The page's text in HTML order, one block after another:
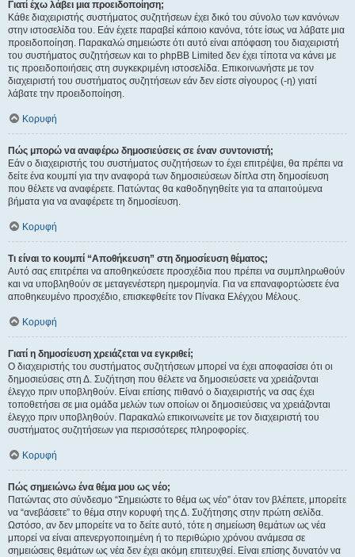
Γιατί έχω λάβει μια προειδοποίηση;
Κάθε διαχειριστής συστήματος συζητήσεων έχει δικό του σύνολο των κανόνων
στην ιστοσελίδα του. Εάν έχετε παραβεί κάποιο κανόνα, τότε ίσως να λάβατε μια
προειδοποίηση. Παρακαλώ σημειώστε ότι αυτό είναι απόφαση του διαχειριστή
του συστήματος συζητήσεων και το phpBB Limited δεν έχει τίποτα να κάνει με
τις προειδοποιήσεις στη συγκεκριμένη ιστοσελίδα. Επικοινωνήστε με τον
διαχειριστή του συστήματος συζητήσεων εάν δεν είστε σίγουρος (-η) γιατί
λάβατε την προειδοποίηση.
Κορυφή
Πώς μπορώ να αναφέρω δημοσιεύσεις σε έναν συντονιστή;
Εάν ο διαχειριστής του συστήματος συζητήσεων το έχει επιτρέψει, θα πρέπει να
δείτε ένα κουμπί για την αναφορά των δημοσιεύσεων δίπλα στη δημοσίευση
που θέλετε να αναφέρετε. Πατώντας θα καθοδηγηθείτε για τα απαιτούμενα
βήματα για να αναφέρετε τη δημοσίευση.
Κορυφή
Τι είναι το κουμπί “Αποθήκευση” στη δημοσίευση θέματος;
Αυτό σας επιτρέπει να αποθηκεύσετε προσχέδια που πρέπει να συμπληρωθούν
και να υποβληθούν σε μεταγενέστερη ημερομηνία. Για να επαναφορτώσετε ένα
αποθηκευμένο προσχέδιο, επισκεφθείτε τον Πίνακα Ελέγχου Μέλους.
Κορυφή
Γιατί η δημοσίευση χρειάζεται να εγκριθεί;
Ο διαχειριστής του συστήματος συζητήσεων μπορεί να έχει αποφασίσει ότι οι
δημοσιεύσεις στη Δ. Συζήτηση που θέλετε να δημοσιεύσετε να χρειάζονται
έλεγχο πριν υποβληθούν. Είναι επίσης πιθανό ο διαχειριστής να σας έχει
τοποθετήσει σε μια ομάδα μελών των οποίων οι δημοσιεύσεις να χρειάζονται
έλεγχο πριν υποβληθούν. Παρακαλώ επικοινωνείτε με τον διαχειριστή του
συστήματος συζητήσεων για περισσότερες πληροφορίες.
Κορυφή
Πώς σημειώνω ένα θέμα μου ως νέο;
Πατώντας στο σύνδεσμο “Σημειώστε το θέμα ως νέο” όταν τον βλέπετε, μπορείτε
να “ανεβάσετε” το θέμα στην κορυφή της Δ. Συζήτησης στην πρώτη σελίδα.
Ωστόσο, αν δεν μπορείτε να το δείτε αυτό, τότε η σημείωση θεμάτων ως νέα
μπορεί να είναι απενεργοποιημένη ή το περιθώριο χρόνου ανάμεσα σε
σημειώσεις θεμάτων ως νέα δεν έχει ακόμη επιτευχθεί. Είναι επίσης δυνατόν να